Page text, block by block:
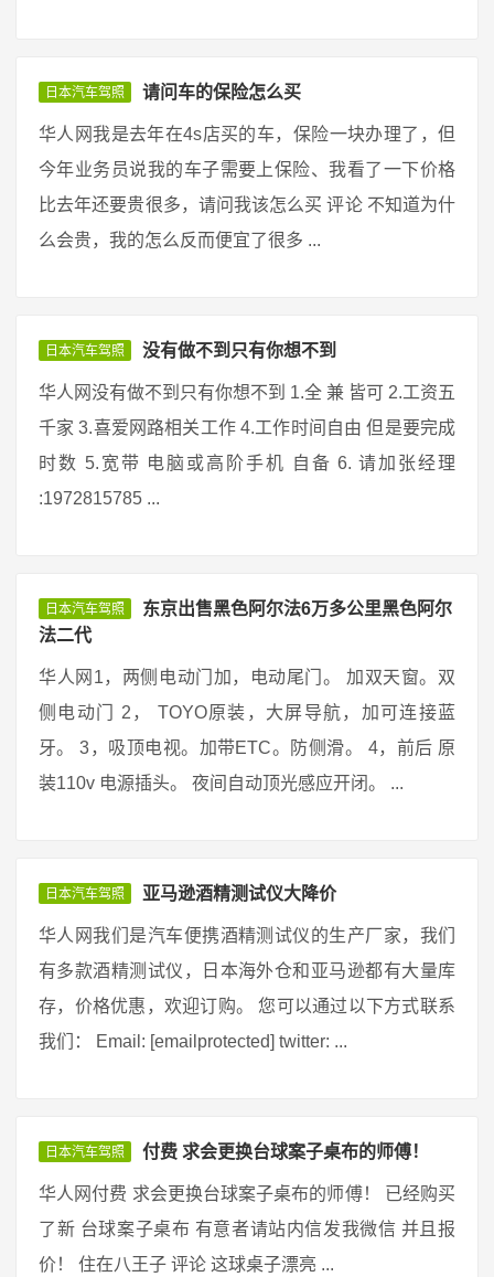
日本汽车驾照 请问车的保险怎么买
华人网我是去年在4s店买的车，保险一块办理了，但
今年业务员说我的车子需要上保险、我看了一下价格
比去年还要贵很多，请问我该怎么买 评论 不知道为什
么会贵，我的怎么反而便宜了很多 ...
日本汽车驾照 没有做不到只有你想不到
华人网没有做不到只有你想不到 1.全 兼 皆可 2.工资五
千家 3.喜爱网路相关工作 4.工作时间自由 但是要完成
时数 5.宽带 电脑或高阶手机 自备 6. 请加张经理
:1972815785 ...
日本汽车驾照
东京出售黑色阿尔法6万多公里黑色阿尔
法二代
华人网1，两侧电动门加，电动尾门。 加双天窗。双
侧电动门 2， TOYO原装，大屏导航，加可连接蓝
牙。 3，吸顶电视。加带ETC。防侧滑。 4，前后 原
装110v 电源插头。 夜间自动顶光感应开闭。 ...
日本汽车驾照 亚马逊酒精测试仪大降价
华人网我们是汽车便携酒精测试仪的生产厂家，我们
有多款酒精测试仪，日本海外仓和亚马逊都有大量库
存，价格优惠，欢迎订购。 您可以通过以下方式联系
我们： Email: [emailprotected] twitter: ...
日本汽车驾照 付费 求会更换台球案子桌布的师傅！
华人网付费 求会更换台球案子桌布的师傅！ 已经购买
了新 台球案子桌布 有意者请站内信发我微信 并且报
价！ 住在八王子 评论 这球桌子漂亮 ...